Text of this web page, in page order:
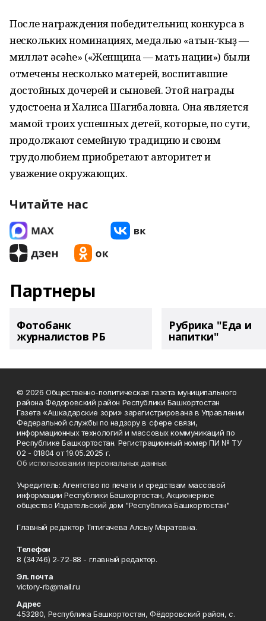
После награждения победительниц конкурса в
нескольких номинациях, медалью «Ҡатын-ҡыҙ —
милләт әсәһе» («Женщина — мать нации») были
отмечены несколько матерей, воспитавшие
достойных дочерей и сыновей. Этой награды
удостоена и Халиса Шагибаловна. Она является
мамой троих успешных детей, которые, по сути,
продолжают семейную традицию и своим
трудолюбием приобретают авторитет и
уважение окружающих.
Читайте нас
Партнеры
Фотобанк
журналистов РБ
Рубрика "Еда и
напитки"
© 2026 Общественно-политическая газета муниципального
района Фёдоровский район Республики Башкортостан
Газета «Ашкадарские зори» зарегистрирована в Управлении
Федеральной службы по надзору в сфере связи,
информационных технологий и массовых коммуникаций по
Республике Башкортостан. Регистрационный номер ПИ № ТУ
02 - 01804 от 19.05.2025 г.
Об использовании персональных данных
Учредитель: Агентство по печати и средствам массовой
информации Республики Башкортостан, Акционерное
общество Издательский дом "Республика Башкортостан"
Главный редактор Тятигачева Алсыу Маратовна.
Телефон
8 (34746) 2-72-88 - главный редактор.
Эл. почта
victory-rb@mail.ru
Адрес
453280, Республика Башкортостан, Фёдоровский район, с.